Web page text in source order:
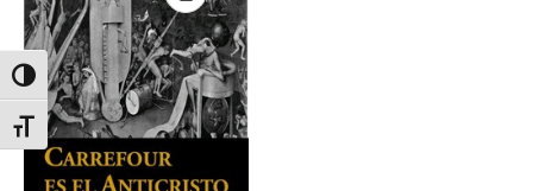
Alternar alto contraste
Alternar tamaño de letra